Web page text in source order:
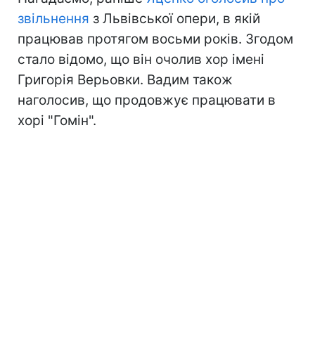
звільнення з Львівської опери, в якій
працював протягом восьми років. Згодом
стало відомо, що він очолив хор імені
Григорія Верьовки. Вадим також
наголосив, що продовжує працювати в
хорі "Гомін".